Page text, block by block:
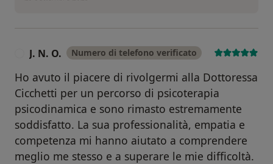
J. N. O. Numero di telefono verificato
Ho avuto il piacere di rivolgermi alla Dottoressa
Cicchetti per un percorso di psicoterapia
psicodinamica e sono rimasto estremamente
soddisfatto. La sua professionalità, empatia e
competenza mi hanno aiutato a comprendere
meglio me stesso e a superare le mie difficoltà.